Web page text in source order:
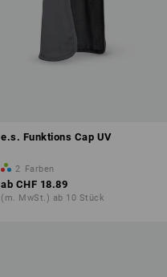
e.s. Funktions Cap UV
2 Farben
ab CHF 18.89
(m. MwSt.) ab 10 Stück